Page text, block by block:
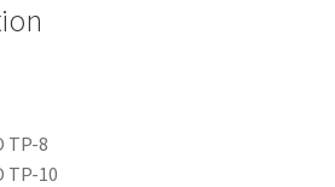
色
色
帶
TP-8
TP-10